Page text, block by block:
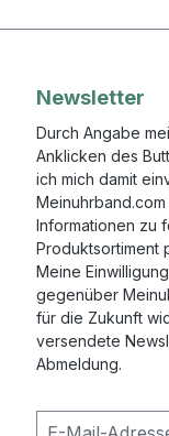
Newsletter
Durch Angabe
Anklicken des
ich mich damit
Informationen zu
Produktsortiment
Meine
gegenüber
für die Zukunft
versendete
Abmeldung.